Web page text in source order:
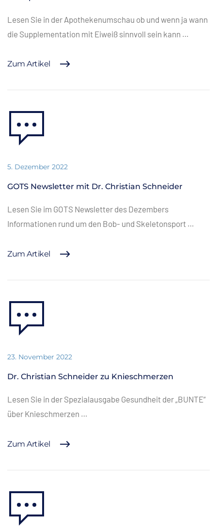
Lesen Sie in der Apothekenumschau ob und wenn ja wann
die Supplementation mit Eiweiß sinnvoll sein kann …
Zum Artikel
5. Dezember 2022
GOTS Newsletter mit Dr. Christian Schneider
Lesen Sie im GOTS Newsletter des Dezembers
Informationen rund um den Bob- und Skeletonsport …
Zum Artikel
23. November 2022
Dr. Christian Schneider zu Knieschmerzen
Lesen Sie in der Spezialausgabe Gesundheit der „BUNTE“
über Knieschmerzen …
Zum Artikel